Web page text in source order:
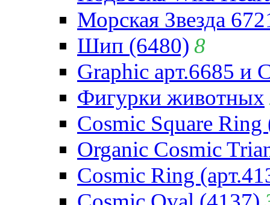
Морская Звезда
Шип (6480) 8
Graphic арт.6685 и
Фигурки животных
Cosmic Square Ring
Organic Cosmic
Cosmic Ring